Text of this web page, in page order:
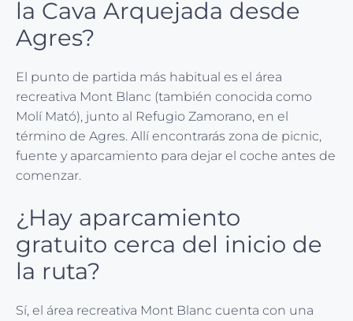
la Cava Arquejada desde
Agres?
El punto de partida más habitual es el área
recreativa Mont Blanc (también conocida como
Molí Mató), junto al Refugio Zamorano, en el
término de Agres. Allí encontrarás zona de picnic,
fuente y aparcamiento para dejar el coche antes de
comenzar.
¿Hay aparcamiento
gratuito cerca del inicio de
la ruta?
Sí, el área recreativa Mont Blanc cuenta con una